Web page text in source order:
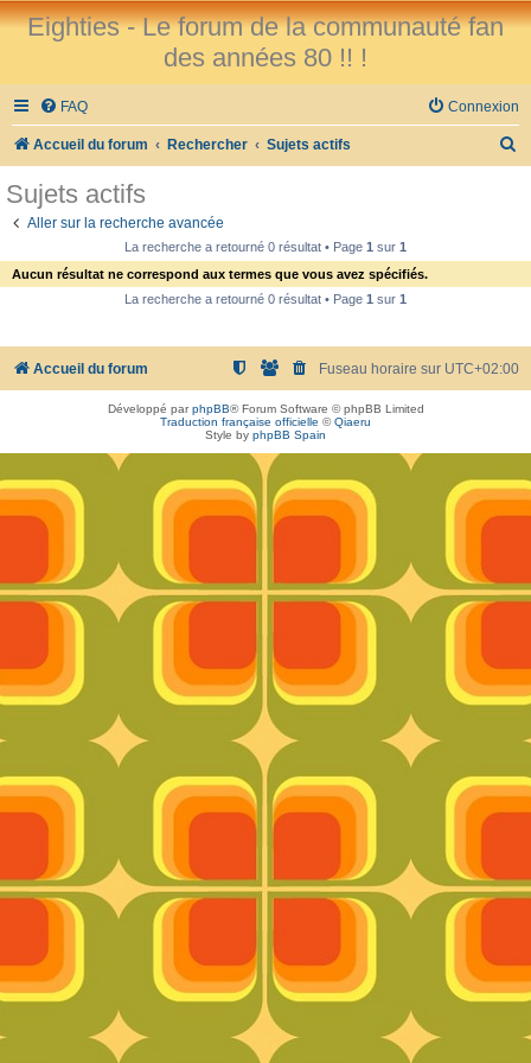
Eighties - Le forum de la communauté fan
des années 80 !! !
FAQ Connexion
Accueil du forum Rechercher Sujets actifs
e
Sujets actifs
Aller sur la recherche avancée
La recherche a retourné 0 résultat • Page 1 sur 1
Aucun résultat ne correspond aux termes que vous avez spécifiés.
La recherche a retourné 0 résultat • Page 1 sur 1
Accueil du forum Fuseau horaire sur UTC+02:00
Développé parphpBB® Forum Software © phpBB Limited
Traduction française officielle ©Qiaeru
Style by phpBB Spain